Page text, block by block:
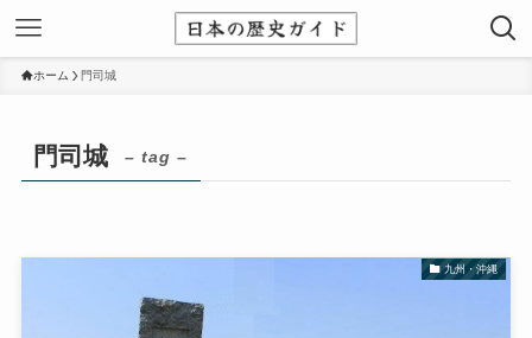
ホーム 門司城
門司城 – tag –
九州・沖縄